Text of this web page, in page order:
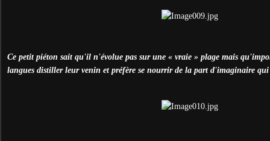
Ce petit piéton sait qu'il n'évolue pas sur une « vraie » plage mais
langues distiller leur venin et préfère se nourrir de la part d'imaginaire